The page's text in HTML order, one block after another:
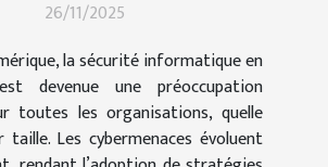
26/11/2025
la sécurité informatique en
devenue une préoccupation
toutes les organisations, quelle
Les cybermenaces évoluent